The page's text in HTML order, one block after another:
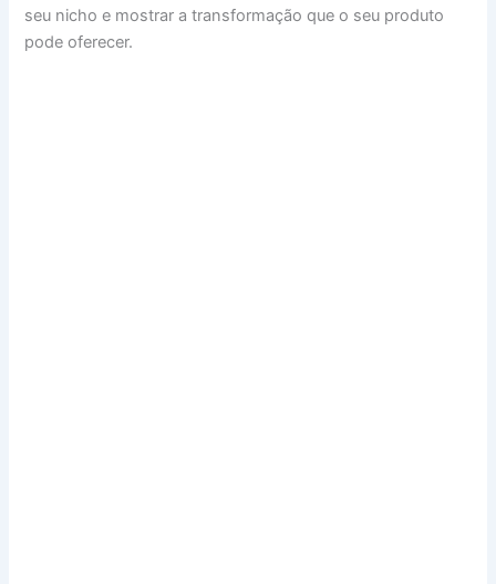
seu nicho e mostrar a transformação que o seu produto
pode oferecer.